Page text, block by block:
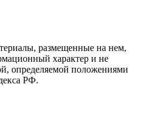
размещенные на нем,
характер и не
определяемой положениями
РФ.